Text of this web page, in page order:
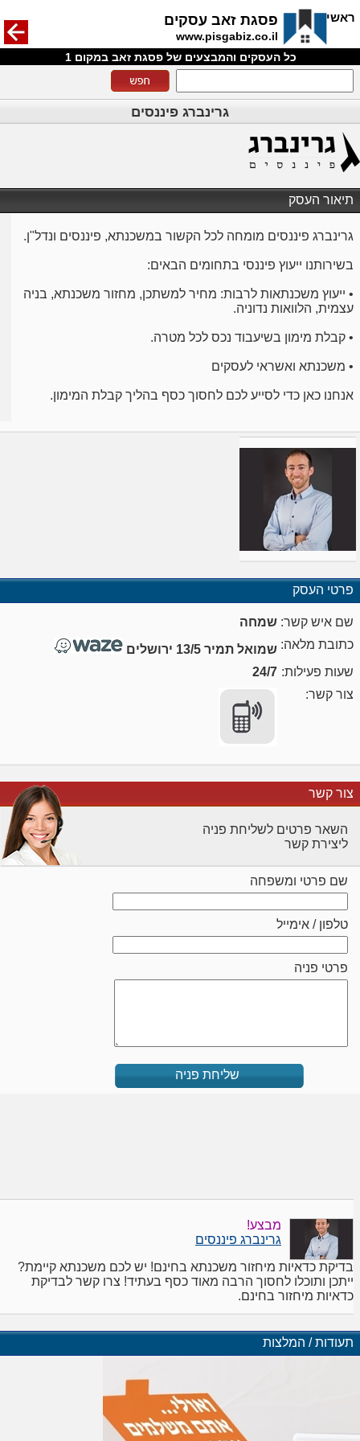
פסגת זאב עסקים
www.pisgabiz.co.il
ראשי
כל העסקים והמבצעים של פסגת זאב במקום 1
גרינברג פיננסים
תיאור העסק
גרינברג פיננסים מומחה לכל הקשור במשכנתא, פיננסים ונדל"ן.
בשירותנו ייעוץ פיננסי בתחומים הבאים:
• ייעוץ משכנתאות לרבות: מחיר למשתכן, מחזור משכנתא, בניה
עצמית, הלוואות נדוניה.
• קבלת מימון בשיעבוד נכס לכל מטרה.
• משכנתא ואשראי לעסקים
אנחנו כאן כדי לסייע לכם לחסוך כסף בהליך קבלת המימון.
פרטי העסק
שם איש קשר: שמחה
כתובת מלאה: שמואל תמיר 13/5 ירושלים
שעות פעילות: 24/7
צור קשר:
צור קשר
השאר פרטים לשליחת פניה
ליצירת קשר
שם פרטי ומשפחה
טלפון / אימייל
פרטי פניה
שליחת פניה
מבצע!
גרינברג פיננסים
בדיקת כדאיות מיחזור משכנתא בחינם! יש לכם משכנתא קיימת?
ייתכן ותוכלו לחסוך הרבה מאוד כסף בעתיד! צרו קשר לבדיקת
כדאיות מיחזור בחינם.
תעודות / המלצות